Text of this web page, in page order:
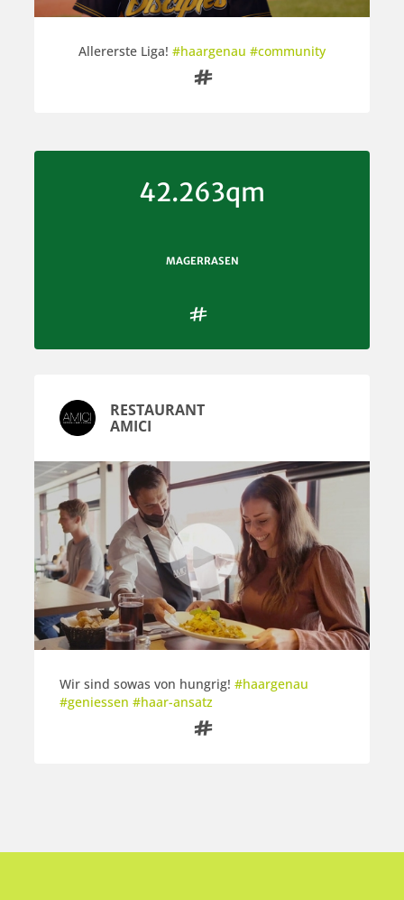
Allererste Liga! #haargenau #community

42.263qm
MAGERRASEN

RESTAURANT
AMICI
Wir sind sowas von hungrig! #haargenau
#geniessen #haar-ansatz
